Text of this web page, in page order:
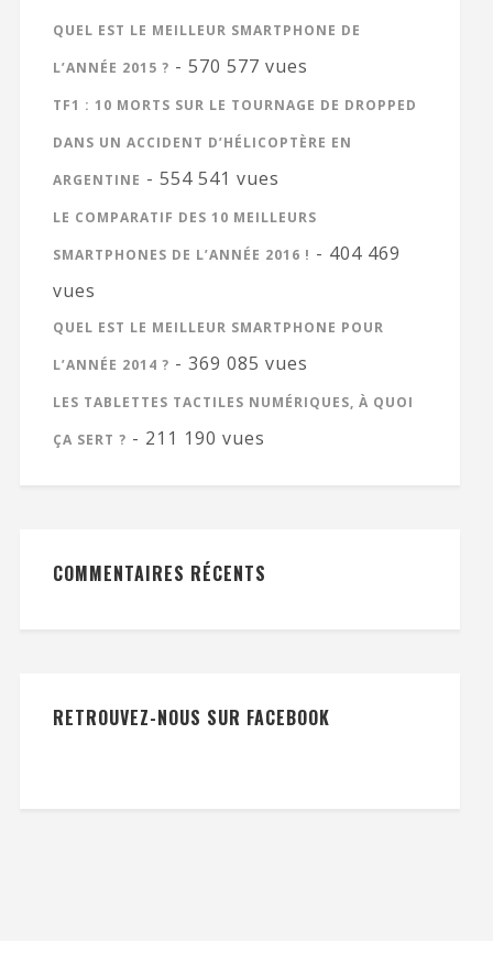
QUEL EST LE MEILLEUR SMARTPHONE DE
L’ANNÉE 2015 ? - 570 577 vues
TF1 : 10 MORTS SUR LE TOURNAGE DE DROPPED
DANS UN ACCIDENT D’HÉLICOPTÈRE EN
ARGENTINE - 554 541 vues
LE COMPARATIF DES 10 MEILLEURS
SMARTPHONES DE L’ANNÉE 2016 ! - 404 469
vues
QUEL EST LE MEILLEUR SMARTPHONE POUR
L’ANNÉE 2014 ? - 369 085 vues
LES TABLETTES TACTILES NUMÉRIQUES, À QUOI
ÇA SERT ? - 211 190 vues
COMMENTAIRES RÉCENTS
RETROUVEZ-NOUS SUR FACEBOOK